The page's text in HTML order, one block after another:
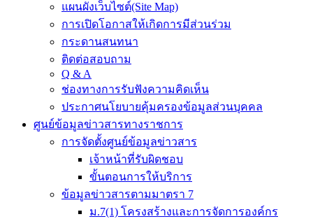
แผนผังเว็บไซต์(Site Map)
การเปิดโอกาสให้เกิดการมีส่วนร่วม
กระดานสนทนา
ติดต่อสอบถาม
Q & A
ช่องทางการรับฟังความคิดเห็น
ประกาศนโยบายคุ้มครองข้อมูลส่วนบุคคล
ศูนย์ข้อมูลข่าวสารทางราชการ
การจัดตั้งศูนย์ข้อมูลข่าวสาร
เจ้าหน้าที่รับผิดชอบ
ขั้นตอนการให้บริการ
ข้อมูลข่าวสารตามมาตรา 7
ม.7(1) โครงสร้างและการจัดการองค์กร